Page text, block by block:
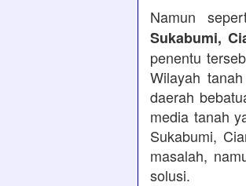
Namun
Sukabumi,
penentu
Wilayah
daerah
media tanah
Sukabumi,
masalah,
solusi.